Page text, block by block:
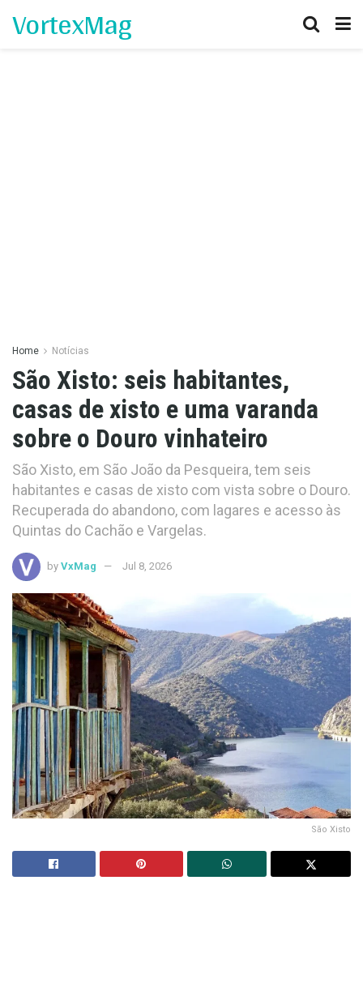
VortexMag
Home Notícias
São Xisto: seis habitantes,
casas de xisto e uma varanda
sobre o Douro vinhateiro
São Xisto, em São João da Pesqueira, tem seis
habitantes e casas de xisto com vista sobre o Douro.
Recuperada do abandono, com lagares e acesso às
Quintas do Cachão e Vargelas.
by VxMag Jul 8, 2026
São Xisto